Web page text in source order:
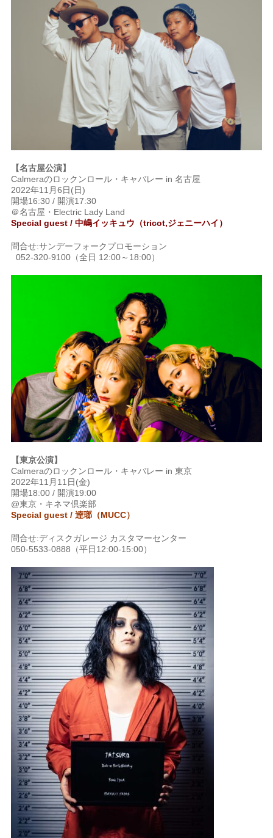
【名古屋公演】
Calmeraのロックンロール・キャバレー in 名古屋
2022年11月6日(日)
開場16:30 / 開演17:30
＠名古屋・Electric Lady Land
Special guest / 中嶋イッキュウ（tricot,ジェニーハイ）
問合せ:サンデーフォークプロモーション
052-320-9100（全日 12:00～18:00）
【東京公演】
Calmeraのロックンロール・キャバレー in 東京
2022年11月11日(金)
開場18:00 / 開演19:00
@東京・キネマ倶楽部
Special guest /逹瑯（MUCC）
問合せ:ディスクガレージ カスタマーセンター
050-5533-0888（平日12:00-15:00）